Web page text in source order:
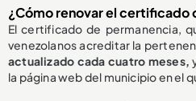
¿Cómo renovar el certificado
El certificado de permanencia,
venezolanos acreditar la
actualizado cada cuatro meses,
la página web del municipio en el